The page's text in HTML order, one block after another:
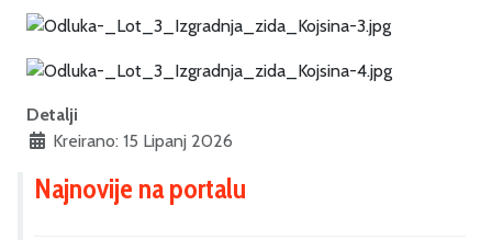
Detalji
Kreirano: 15 Lipanj 2026
Najnovije na portalu